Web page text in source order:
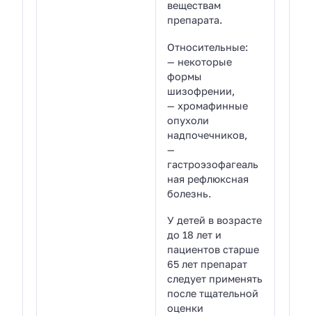
веществам
препарата.
Относительные:
— некоторые
формы
шизофрении,
— хромафинные
опухоли
надпочечников,
—
гастроэзофагеаль
ная рефлюксная
болезнь.
У детей в возрасте
до 18 лет и
пациентов старше
65 лет препарат
следует применять
после тщательной
оценки